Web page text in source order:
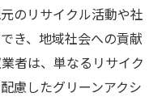
のリサイクル活動や社
き、地域社会への貢献
者は、単なるリサイク
慮したグリーンアクシ